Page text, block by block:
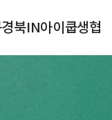
북IN아이쿱생협